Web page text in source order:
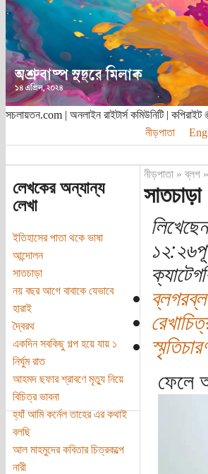
সচলায়তন.com | অনলাইন রাইটার্স কমিউনিটি |
নীড়পাতা
লেখকের অন্যান্য
লেখা
ইতিহাসের পাতা থকে ভাষা
আন্দোলন
সাতচাড়া
নয় বছর আগে বাবাকে যেভাবে
হারাই
দ্বৈরথ
একদিন সবকিছু গল্প হয়ে যায় ১
নির্ঘুম রাত
আহমদ ছফার শ্রাবণে মৃত্যু নিয়ে
বিচিত্র ভাবনা
হ্যাঁ আমি কর্নেল তাহের এর কথাই
বলছি
আল মাহমুদের কবিতার চিত্রকল্পে
নারী
নীড়পাতা»ব্লগ»
সাতচাড়া
ফেলে